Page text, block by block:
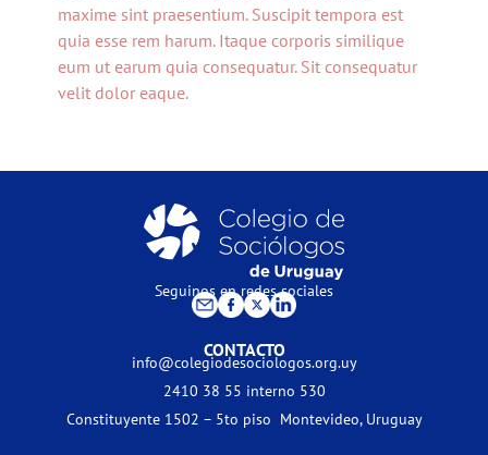
maxime sint praesentium. Suscipit tempora est
quia esse rem harum. Itaque corporis similique
eum ut earum quia consequatur. Sit consequatur
velit dolor eaque.
Seguinos en redes sociales
CONTACTO
info@colegiodesociologos.org.uy
2410 38 55 interno 530
Constituyente 1502 – 5to piso Montevideo, Uruguay